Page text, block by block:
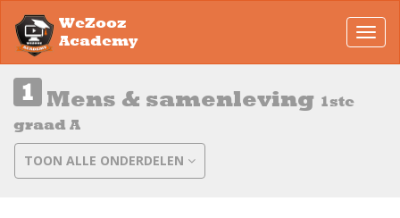
WeZooz
Academy
Mens & samenleving 1ste
graad A
TOON ALLE ONDERDELEN